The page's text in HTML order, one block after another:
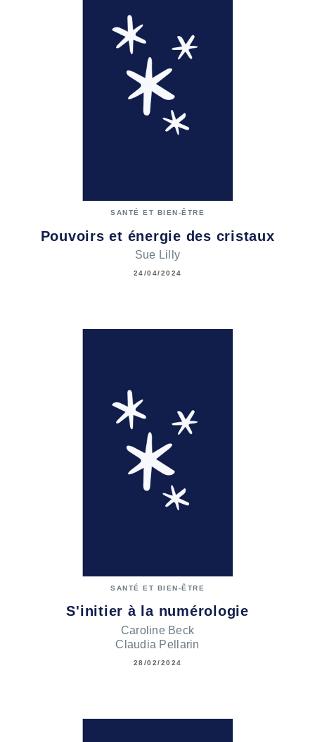
SANTÉ ET BIEN-ÊTRE
Pouvoirs et énergie des cristaux
Sue Lilly
24/04/2024
SANTÉ ET BIEN-ÊTRE
S'initier à la numérologie
Caroline Beck
Claudia Pellarin
28/02/2024